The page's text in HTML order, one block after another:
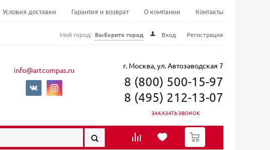
Условия доставки Гарантия и возврат О компании Контакты
Мой город: Выберите город Вход Регистрация
info@artcompas.ru г. Москва, ул. Автозаводская 7
8 (800) 500-15-97
8 (495) 212-13-07
ЗАКАЗАТЬ ЗВОНОК
0